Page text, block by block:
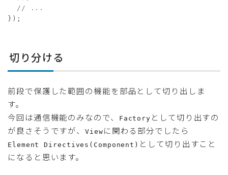
// ...
} ) ;
切り分ける
前段で保護した範囲の機能を部品として切り出しま
す。
今回は通信機能のみなので、
Factory として切り出すの
が良さそうですが、View に関わる部分でしたら
Element Directives(Component) として切り出すこと
になると思います。